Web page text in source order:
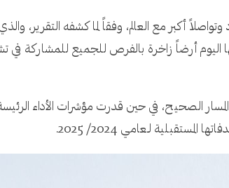
أكبر مع العالم، وفقاً لما كشفه التقرير،
اليوم أرضاً زاخرة بالفرص للجميع للمشاركة